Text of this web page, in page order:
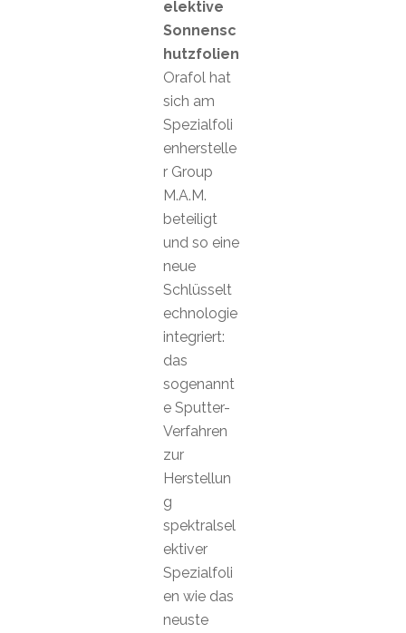
elektive
Sonnensc
hutzfolien
Orafol hat
sich am
Spezialfoli
enherstelle
r Group
M.A.M.
beteiligt
und so eine
neue
Schlüsselt
echnologie
integriert:
das
sogenannt
e Sputter-
Verfahren
zur
Herstellun
g
spektralsel
ektiver
Spezialfoli
en wie das
neuste